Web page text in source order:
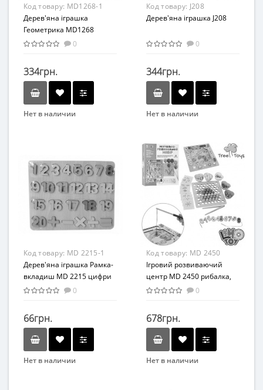
Код товару: MD1268-1
Дерев'яна іграшка
Геометрика MD1268
(Цифри)
0
334грн.
Нет в наличии
Сортер
Возраст
от 3 лет
Материал
Дерево
Код товару: J208
Дерев'яна іграшка J208
0
344грн.
Нет в наличии
Возраст
от 3 лет
Материал
Код товару: MD 2215-1
Дерев'яна іграшка Рамка-
вкладиш MD 2215 цифри
(MD 2215-1)
0
66грн.
Нет в наличии
Код товару: MD 2450
Ігровий розвиваючий
центр MD 2450 рибалка,
цифри, кульки0
678грн.
Нет в наличии